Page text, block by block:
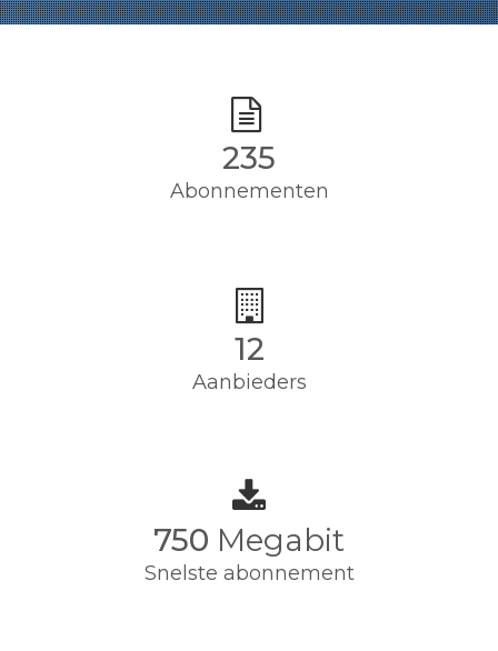
235
Abonnementen
12
Aanbieders
750 Megabit
Snelste abonnement